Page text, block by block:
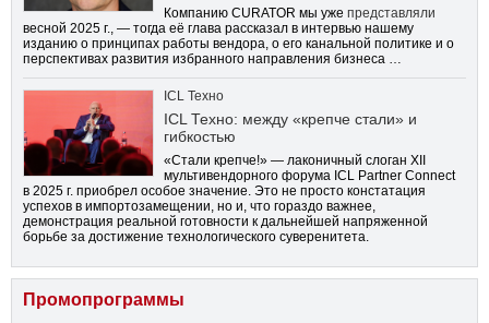
Компанию CURATOR мы уже представляли
весной 2025 г., — тогда её глава рассказал в интервью нашему
изданию о принципах работы вендора, о его канальной политике и о
перспективах развития избранного направления бизнеса …
ICL Техно
ICL Техно: между «крепче стали» и
гибкостью
«Стали крепче!» — лаконичный слоган XII
мультивендорного форума ICL Partner Connect
в 2025 г. приобрел особое значение. Это не просто констатация
успехов в импортозамещении, но и, что гораздо важнее,
демонстрация реальной готовности к дальнейшей напряженной
борьбе за достижение технологического суверенитета.
Промопрограммы